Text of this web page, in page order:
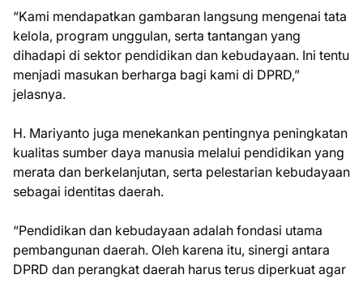
“Kami mendapatkan gambaran langsung mengenai tata
kelola, program unggulan, serta tantangan yang
dihadapi di sektor pendidikan dan kebudayaan. Ini tentu
menjadi masukan berharga bagi kami di DPRD,”
jelasnya.
H. Mariyanto juga menekankan pentingnya peningkatan
kualitas sumber daya manusia melalui pendidikan yang
merata dan berkelanjutan, serta pelestarian kebudayaan
sebagai identitas daerah.
“Pendidikan dan kebudayaan adalah fondasi utama
pembangunan daerah. Oleh karena itu, sinergi antara
DPRD dan perangkat daerah harus terus diperkuat agar